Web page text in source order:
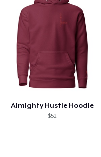
Almighty Hustle Hoodie
$52